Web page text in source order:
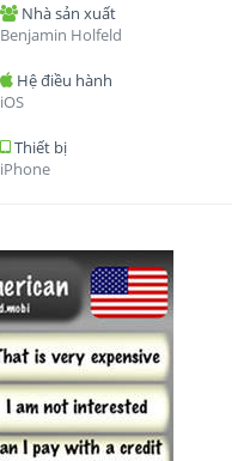
Nhà sản xuất
Benjamin Holfeld
Hệ điều hành
iOS
Thiết bị
iPhone